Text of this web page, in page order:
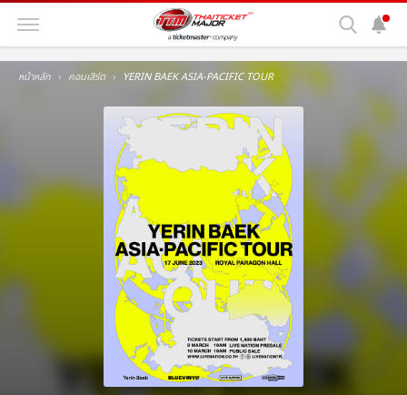
หน้าหลัก คอนเสิร์ต YERIN BAEK ASIA-PACIFIC TOUR